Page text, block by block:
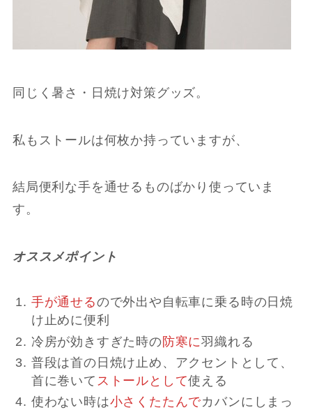
同じく暑さ・日焼け対策グッズ。
私もストールは何枚か持っていますが、
結局便利な手を通せるものばかり使っていま
す。
オススメポイント
手が通せるので外出や自転車に乗る時の日焼
け止めに便利
冷房が効きすぎた時の防寒に羽織れる
普段は首の日焼け止め、アクセントとして、
首に巻いて ストールとして使える
使わない時は小さくたたんでカバンにしまっ